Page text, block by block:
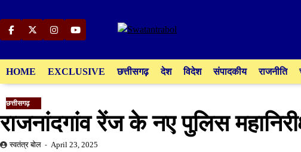
to
contentFacebookTwitterInstagramYouTube
HOME EXCLUSIVE छत्तीसगढ़ देश विदेश संपादकीय राजनीति
छत्तीसगढ़
राजनांदगांव रेंज के नए पुलिस
स्वतंत्र बोल April 23, 2025